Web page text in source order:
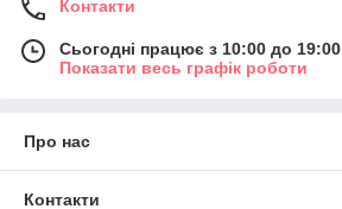
Контакти
Сьогодні працює з 10:00 до 19:00
Показати весь графік роботи
Про нас
Контакти